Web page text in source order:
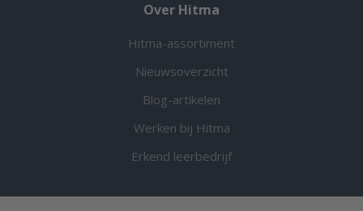
Over Hitma
Hitma-assortiment
Nieuwsoverzicht
Blog-artikelen
Werken bij Hitma
Erkend leerbedrijf